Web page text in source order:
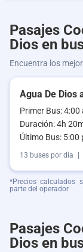
Pasajes
Dios en
Encuentra los
Agua De Dios
Primer Bus: 4:00
Duración: 4h
Último Bus: 5:00
13 buses por día
*Precios calculados
parte del operador
Pasajes
Dios en